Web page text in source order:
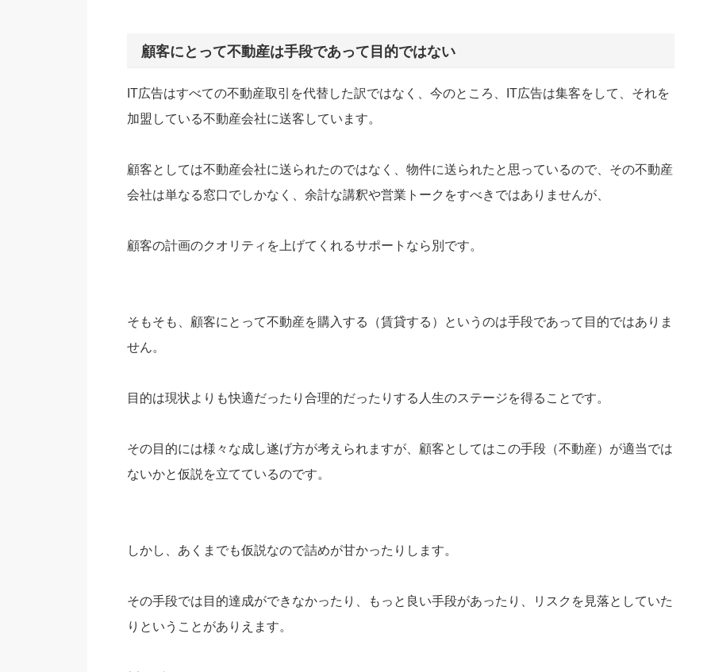
顧客にとって不動産は手段であって目的ではない
IT広告はすべての不動産取引を代替した訳ではなく、今のところ、IT広告は集客をして、それを
加盟している不動産会社に送客しています。
顧客としては不動産会社に送られたのではなく、物件に送られたと思っているので、その不動産
会社は単なる窓口でしかなく、余計な講釈や営業トークをすべきではありませんが、
顧客の計画のクオリティを上げてくれるサポートなら別です。
そもそも、顧客にとって不動産を購入する（賃貸する）というのは手段であって目的ではありま
せん。
目的は現状よりも快適だったり合理的だったりする人生のステージを得ることです。
その目的には様々な成し遂げ方が考えられますが、顧客としてはこの手段（不動産）が適当では
ないかと仮説を立てているのです。
しかし、あくまでも仮説なので詰めが甘かったりします。
その手段では目的達成ができなかったり、もっと良い手段があったり、リスクを見落としていた
りということがありえます。